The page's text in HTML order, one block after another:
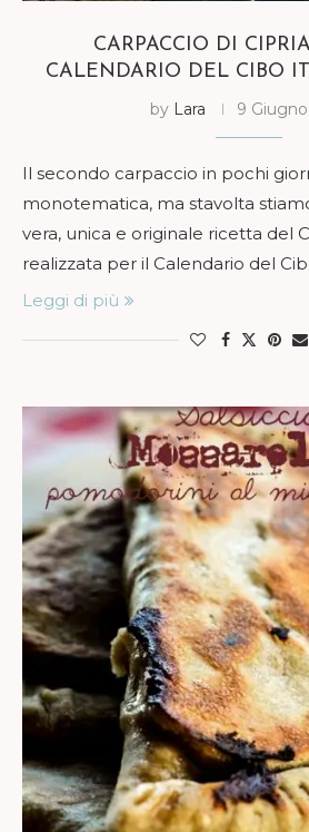
CARPACCIO DI
CALENDARIO DEL CIBO
by Lara 9
Il secondo carpaccio in pochi
monotematica, ma stavolta
vera, unica e originale ricetta del
realizzata per il Calendario del
Leggi di più